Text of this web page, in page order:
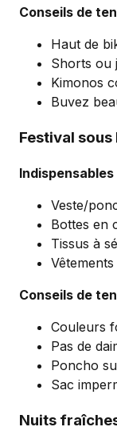
Conseils de
Haut de
Shorts ou
Kimonos
Buvez
Festival sous
Indispensables
Veste/
Bottes en
Tissus à
Conseils de
Couleurs
Pas de
Poncho
Sac
Nuits